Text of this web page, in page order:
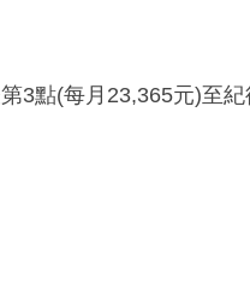
3點(每月23,365元)至